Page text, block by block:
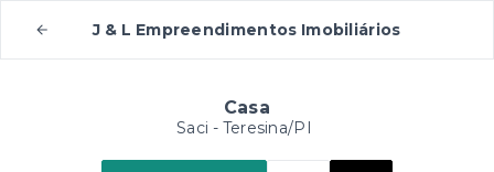
J & L Empreendimentos Imobiliários
Casa
Saci - Teresina/PI